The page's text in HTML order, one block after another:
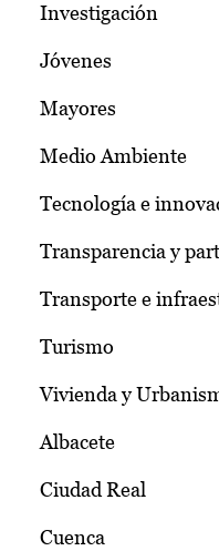
Investigación
Jóvenes
Mayores
Medio Ambiente
Tecnología e
Transparencia y
Transporte e
Turismo
Vivienda y
Albacete
Ciudad Real
Cuenca